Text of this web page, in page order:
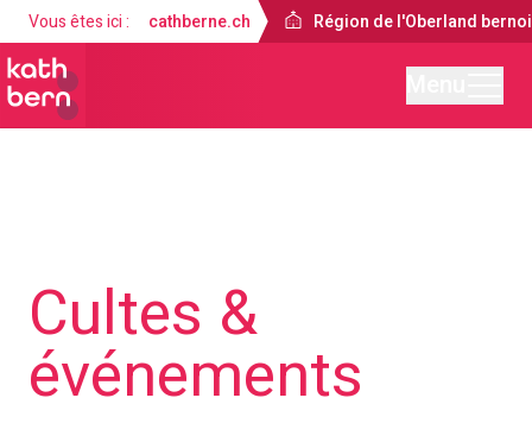
Vous êtes ici : cathberne.ch Région de l'Oberland
Cultes &
événements